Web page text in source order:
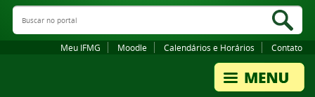
Buscar no portal
Meu IFMG Moodle Calendários e Horários Contato